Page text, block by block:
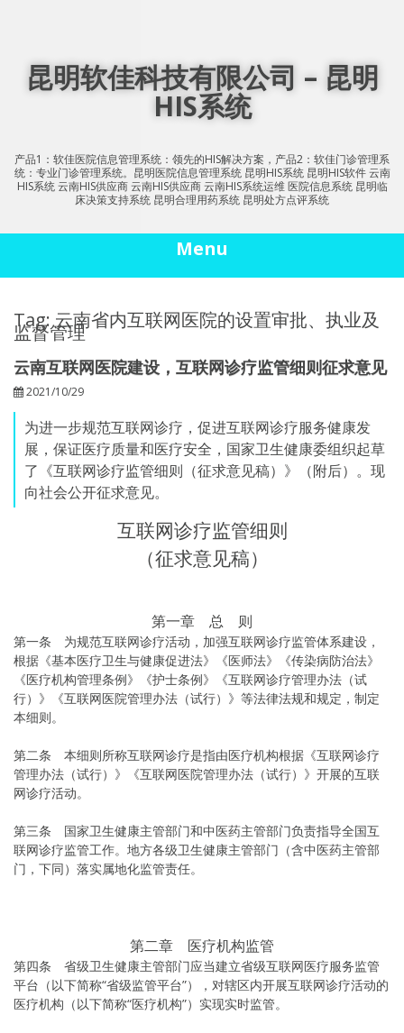
昆明软佳科技有限公司 – 昆明
HIS系统
产品1：软佳医院信息管理系统：领先的HIS解决方案，产品2：软佳门诊管理系
统：专业门诊管理系统。昆明医院信息管理系统 昆明HIS系统 昆明HIS软件 云南
HIS系统 云南HIS供应商 云南HIS供应商 云南HIS系统运维 医院信息系统 昆明临
床决策支持系统 昆明合理用药系统 昆明处方点评系统
Menu
Tag: 云南省内互联网医院的设置审批、执业及
监督管理
云南互联网医院建设，互联网诊疗监管细则征求意见
2021/10/29
为进一步规范互联网诊疗，促进互联网诊疗服务健康发
展，保证医疗质量和医疗安全，国家卫生健康委组织起草
了《互联网诊疗监管细则（征求意见稿）》（附后）。现
向社会公开征求意见。
互联网诊疗监管细则
（征求意见稿）
第一章 总 则
第一条 为规范互联网诊疗活动，加强互联网诊疗监管体系建设，
根据《基本医疗卫生与健康促进法》《医师法》《传染病防治法》
《医疗机构管理条例》《护士条例》《互联网诊疗管理办法（试
行）》《互联网医院管理办法（试行）》等法律法规和规定，制定
本细则。
第二条 本细则所称互联网诊疗是指由医疗机构根据《互联网诊疗
管理办法（试行）》《互联网医院管理办法（试行）》开展的互联
网诊疗活动。
第三条 国家卫生健康主管部门和中医药主管部门负责指导全国互
联网诊疗监管工作。地方各级卫生健康主管部门（含中医药主管部
门，下同）落实属地化监管责任。
第二章 医疗机构监管
第四条 省级卫生健康主管部门应当建立省级互联网医疗服务监管
平台（以下简称“省级监管平台”），对辖区内开展互联网诊疗活动的
医疗机构（以下简称“医疗机构”）实现实时监管。